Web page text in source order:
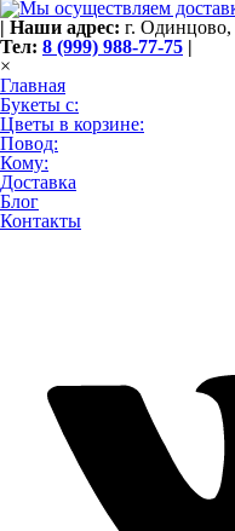
| Наши адрес: г. Одинцово,
Тел: 8 (999) 988-77-75 |
×
Главная
Букеты с:
Цветы в корзине:
Повод:
Кому:
Доставка
Блог
Контакты